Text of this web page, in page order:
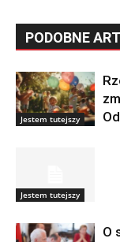
PODOBNE
Jestem tutejszy
Jestem tutejszy
O